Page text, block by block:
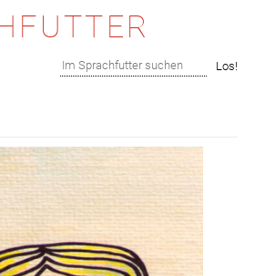
Suchen Los!